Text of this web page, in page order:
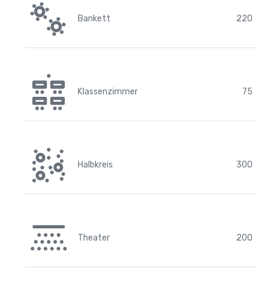
Bankett 220
Klassenzimmer 75
Halbkreis 300
Theater 200